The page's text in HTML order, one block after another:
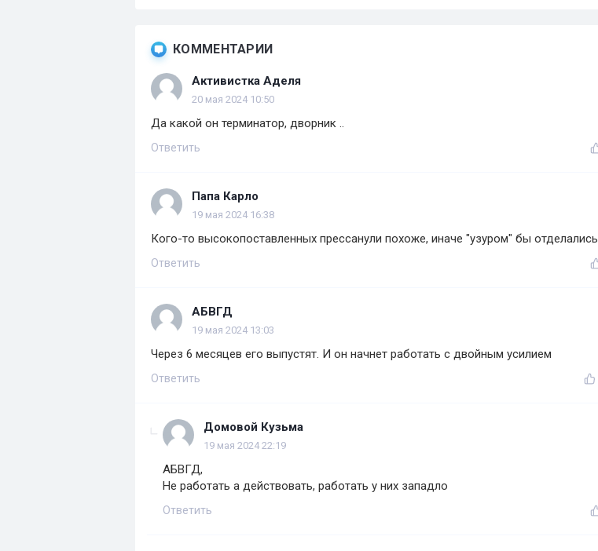
КОММЕНТАРИИ
Активистка Аделя
20 мая 2024 10:50
Да какой он терминатор, дворник ..
Ответить
Папа Карло
19 мая 2024 16:38
Кого-то высокопоставленных прессанули похоже, иначе "узуром" бы отделались
Ответить
АБВГД
19 мая 2024 13:03
Через 6 месяцев его выпустят. И он начнет работать с двойным усилием
Ответить
Домовой Кузьма
19 мая 2024 22:19
АБВГД,
Не работать а действовать, работать у них западло
Ответить